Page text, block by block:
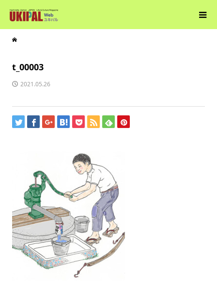
t_00003
2021.05.26